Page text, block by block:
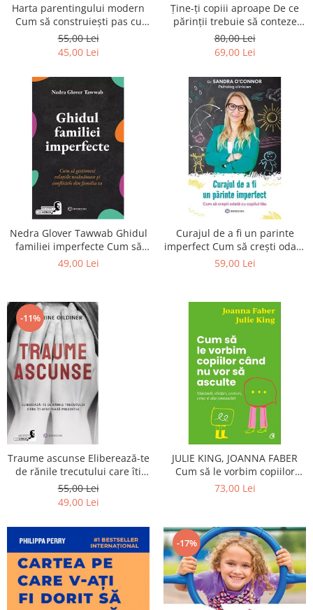
Harta parentingului modern
Cum să construiești pas cu
pas o relație sănătoasă cu
copilul tău Dr. Shefali Tsabary
55,00 Lei
45,00 Lei
Ține-ți copiii aproape De ce
părinții trebuie să conteze
mai mult decât anturajul
GABOR MATÉ, GORDON
NEUFELD
80,00 Lei
69,00 Lei
Nedra Glover Tawwab Ghidul
familiei imperfecte Cum să
gestionezi relațiile
49,00 Lei
Curajul de a fi un parinte
imperfect Cum să crești odată
cu copilul tău Sandra
59,00 Lei
-11%
Traume ascunse Eliberează-te
de rănile trecutului care îti
afectează prezentul Catherine
Gildiner
55,00 Lei
49,00 Lei
JULIE KING, JOANNA FABER
Cum să le vorbim copiilor
când nu vor să asculte
73,00 Lei
-17%